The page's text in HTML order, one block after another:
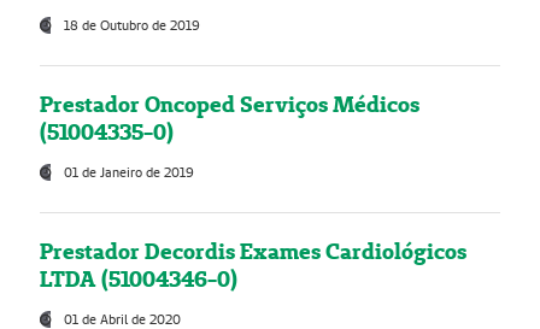
18 de Outubro de 2019
Prestador Oncoped Serviços Médicos
(51004335-0)
01 de Janeiro de 2019
Prestador Decordis Exames Cardiológicos
LTDA (51004346-0)
01 de Abril de 2020